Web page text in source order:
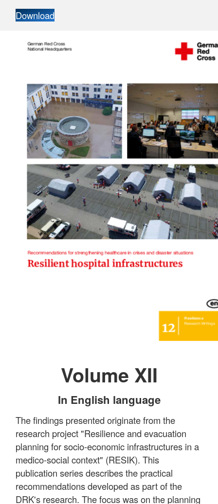
Download
Volume XII
In English language
The findings presented originate from the
research project "Resilience and evacuation
planning for socio-economic infrastructures in a
medico-social context" (RESIK). This
publication series describes the practical
recommendations developed as part of the
DRK's research. The focus was on the planning